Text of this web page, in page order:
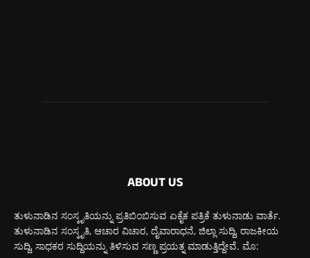
ABOUT US
ತುಳುನಾಡಿನ ಸಂಸ್ಕೃತಿಯನ್ನು ಪ್ರತಿಬಿಂಬಿಸುವ ಏಕೈಕ ಪತ್ರಿಕೆ ತುಳುನಾಡು ವಾರ್ತೆ.
ತುಳುನಾಡಿನ ಸಂಸ್ಕೃತಿ, ಆಚಾರ ವಿಚಾರ, ದೈವಾರಾಧನೆ, ಜಿಲ್ಲಾ ಸುದ್ದಿ, ರಾಜಕೀಯ
ಸುದ್ದಿ, ಸಾಧಕರ ಸುದ್ದಿಯನ್ನು ತಿಳಿಸುವ ಸಣ್ಣ ಪ್ರಯತ್ನ ಮಾಡುತ್ತಿದ್ದೇವೆ. ಮೊ: